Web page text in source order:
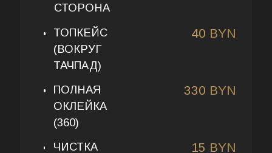
СТОРОНА
ТОПКЕЙС
(ВОКРУГ
ТАЧПАД)
40 BYN
ПОЛНАЯ
ОКЛЕЙКА
(360)
330 BYN
ЧИСТКА
15 BYN